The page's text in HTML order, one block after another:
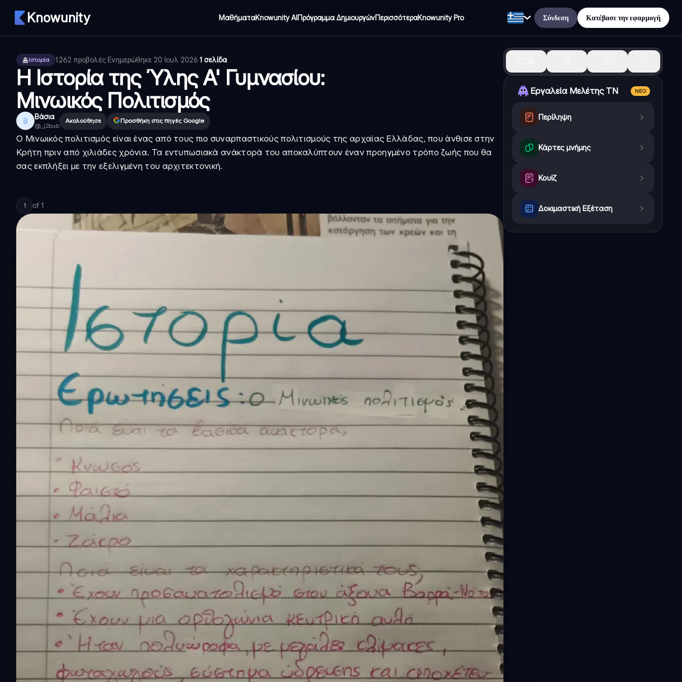
Knowunity ΜαθήματαKnowunity AIΠρόγραμμα ΔημιουργώνΠερισσότεραKnowunity Pro Σύνδεση Κατέβασε την εφαρμογή
Ιστορία 1.262 προβολές·Ενημερώθηκε 20 Ιουλ 2026·1 σελίδα
Η Ιστορία της Ύλης Α' Γυμνασίου:
Μινωικός Πολιτισμός
Β Βάσια
@ _j2bub
Ακολούθησε Προσθήκη στις πηγές Google
Ο Μινωικός πολιτισμός είναι ένας από τους πιο συναρπαστικούς πολιτισμούς της αρχαίας Ελλάδας, που άνθισε στην
Κρήτη πριν από χιλιάδες χρόνια. Τα εντυπωσιακά ανάκτορά του αποκαλύπτουν έναν προηγμένο τρόπο ζωής που θα
σας εκπλήξει με την εξελιγμένη του αρχιτεκτονική.
1 of 1
Εργαλεία Μελέτης ΤΝ ΝΈΟ
Περίληψη
Κάρτες μνήμης
Κουίζ
Δοκιμαστική Εξέταση